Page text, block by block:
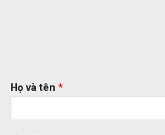
Họ và tên *